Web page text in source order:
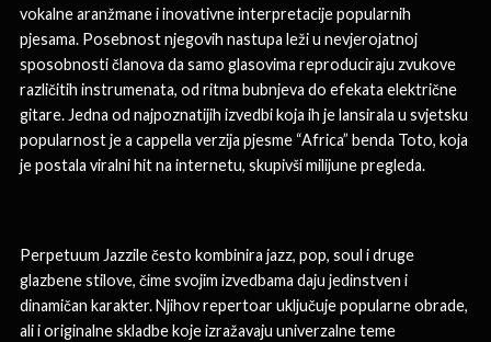
vokalne aranžmane i inovativne interpretacije popularnih
pjesama. Posebnost njegovih nastupa leži u nevjerojatnoj
sposobnosti članova da samo glasovima reproduciraju zvukove
različitih instrumenata, od ritma bubnjeva do efekata električne
gitare. Jedna od najpoznatijih izvedbi koja ih je lansirala u svjetsku
popularnost je a cappella verzija pjesme “Africa” benda Toto, koja
je postala viralni hit na internetu, skupivši milijune pregleda.
Perpetuum Jazzile često kombinira jazz, pop, soul i druge
glazbene stilove, čime svojim izvedbama daju jedinstven i
dinamičan karakter. Njihov repertoar uključuje popularne obrade,
ali i originalne skladbe koje izražavaju univerzalne teme